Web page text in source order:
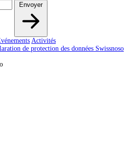
Envoyer
Activités
de protection des données Swissnoso